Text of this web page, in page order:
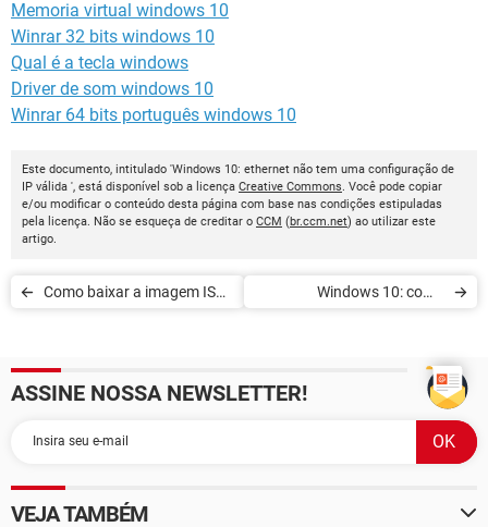
Memoria virtual windows 10
Winrar 32 bits windows 10
Qual é a tecla windows
Driver de som windows 10
Winrar 64 bits português windows 10
Este documento, intitulado 'Windows 10: ethernet não tem uma configuração de
IP válida ', está disponível sob a licença Creative Commons. Você pode copiar
e/ou modificar o conteúdo desta página com base nas condições estipuladas
pela licença. Não se esqueça de creditar o CCM (br.ccm.net) ao utilizar este
artigo.
Como baixar a imagem ISO
Windows 10: como
ASSINE NOSSA NEWSLETTER!
VEJA TAMBÉM